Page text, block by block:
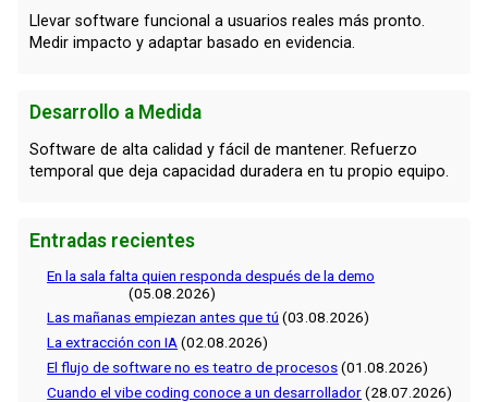
Llevar software funcional a usuarios reales más pronto.
Medir impacto y adaptar basado en evidencia.
Desarrollo a Medida
Software de alta calidad y fácil de mantener. Refuerzo
temporal que deja capacidad duradera en tu propio equipo.
Entradas recientes
En la sala falta quien responda después de la demo
(05.08.2026)
Las mañanas empiezan antes que tú (03.08.2026)
La extracción con IA(02.08.2026)
El flujo de software no es teatro de procesos(01.08.2026)
Cuando el vibe coding conoce a un desarrollador(28.07.2026)